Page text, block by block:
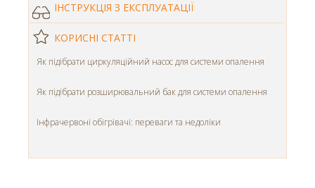
ІНСТРУКЦІЯ З ЕКСПЛУАТАЦІЇ
КОРИСНІ СТАТТІ
Як підібрати циркуляційний насос для системи опалення
Як підібрати розширювальний бак для системи опалення
Інфрачервоні обігрівачі: переваги та недоліки